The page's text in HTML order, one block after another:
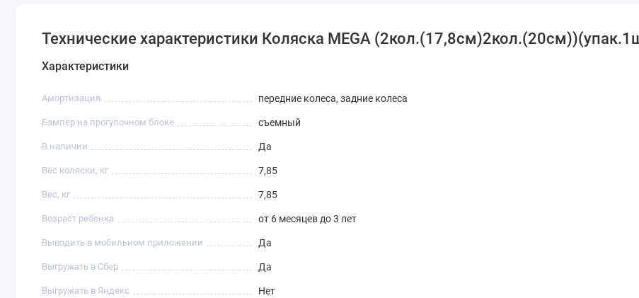
Технические характеристики Коляска MEGA
Характеристики
Амортизация передние колеса, задние колеса
Бампер на прогулочном блоке съемный
В наличии Да
Вес коляски, кг 7,85
Вес, кг 7,85
Возраст ребенка от 6 месяцев до 3 лет
Выводить в мобильном приложении Да
Выгружать в Сбер Да
Выгружать в Яндекс Нет